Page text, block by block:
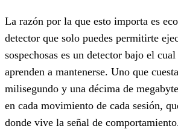
La razón por la que esto importa es
detector que solo puedes permitirte
sospechosas es un detector bajo el
aprenden a mantenerse. Uno que
milisegundo y una décima de
en cada movimiento de cada sesión,
donde vive la señal de